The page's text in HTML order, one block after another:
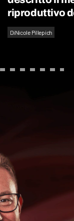
riproduttivo
DiNicole Pillepich